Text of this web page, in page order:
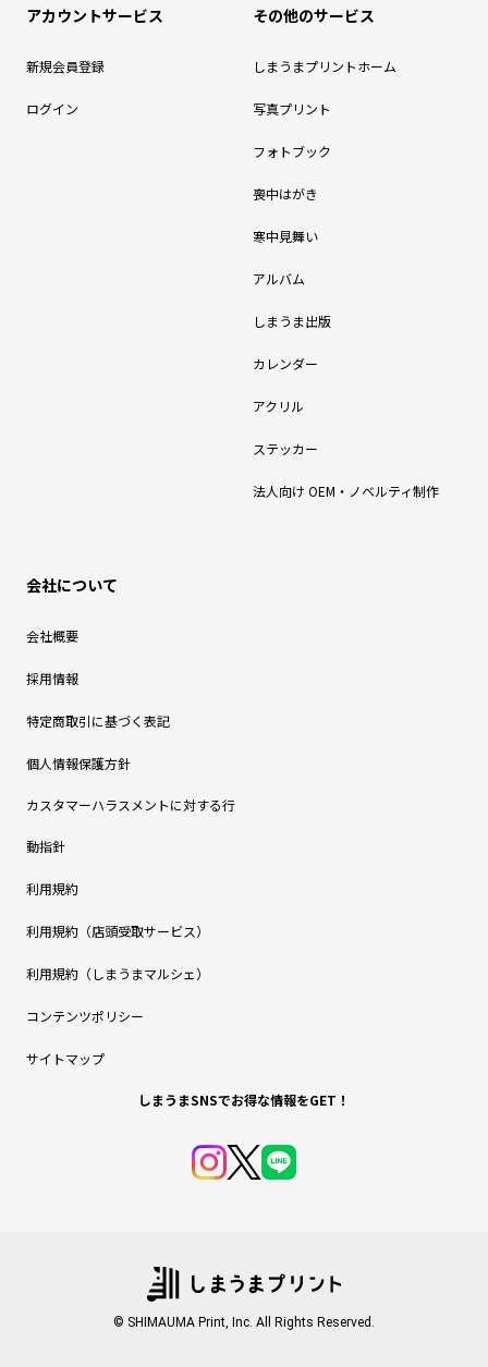
アカウントサービス
新規会員登録
ログイン
その他のサービス
しまうまプリントホーム
写真プリント
フォトブック
喪中はがき
寒中見舞い
アルバム
しまうま出版
カレンダー
アクリル
ステッカー
法人向け OEM・ノベルティ制作
会社について
会社概要
採用情報
特定商取引に基づく表記
個人情報保護方針
カスタマーハラスメントに対する行
動指針
利用規約
利用規約（店頭受取サービス）
利用規約（しまうまマルシェ）
コンテンツポリシー
サイトマップ
しまうまSNSでお得な情報をGET！
© SHIMAUMA Print, Inc. All Rights Reserved.